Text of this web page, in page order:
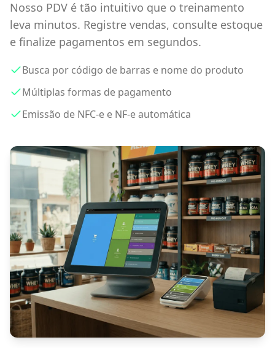
Nosso PDV é tão intuitivo que o treinamento
leva minutos. Registre vendas, consulte estoque
e finalize pagamentos em segundos.
Busca por código de barras e nome do produto
Múltiplas formas de pagamento
Emissão de NFC-e e NF-e automática